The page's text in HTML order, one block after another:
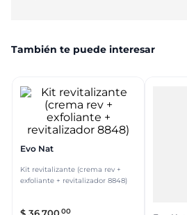
También te puede interesar
Evo Nat
Kit revitalizante (crema rev +
exfoliante + revitalizador 8848)
00